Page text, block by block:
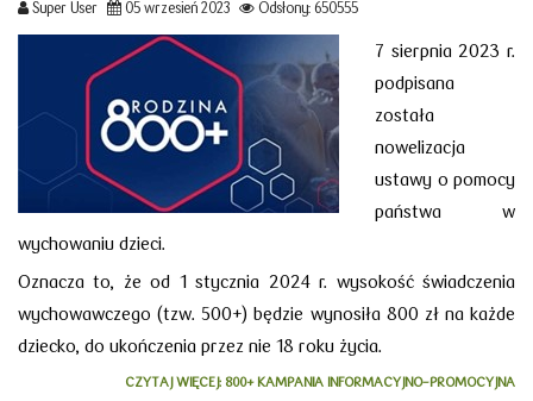
Super User 05 wrzesień 2023 Odsłony: 650555
7 sierpnia 2023 r.
podpisana
została
nowelizacja
ustawy o pomocy
państwa w
wychowaniu dzieci.
Oznacza to, że od 1 stycznia 2024 r. wysokość świadczenia
wychowawczego (tzw. 500+) będzie wynosiła 800 zł na każde
dziecko, do ukończenia przez nie 18 roku życia.
CZYTAJ WIĘCEJ: 800+ KAMPANIA INFORMACYJNO-PROMOCYJNA